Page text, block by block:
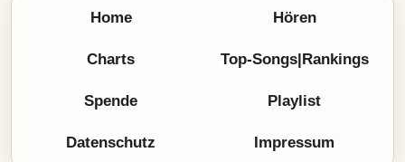
Home Hören
Charts Top-Songs|Rankings
Spende Playlist
Datenschutz Impressum